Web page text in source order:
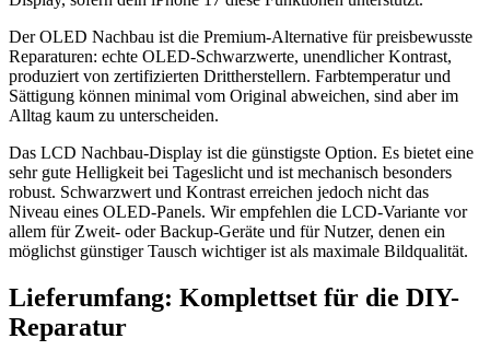
Der OLED Nachbau ist die Premium-Alternative für preisbewusste
Reparaturen: echte OLED-Schwarzwerte, unendlicher Kontrast,
produziert von zertifizierten Drittherstellern. Farbtemperatur und
Sättigung können minimal vom Original abweichen, sind aber im
Alltag kaum zu unterscheiden.
Das LCD Nachbau-Display ist die günstigste Option. Es bietet eine
sehr gute Helligkeit bei Tageslicht und ist mechanisch besonders
robust. Schwarzwert und Kontrast erreichen jedoch nicht das
Niveau eines OLED-Panels. Wir empfehlen die LCD-Variante vor
allem für Zweit- oder Backup-Geräte und für Nutzer, denen ein
möglichst günstiger Tausch wichtiger ist als maximale Bildqualität.
Lieferumfang: Komplettset für die DIY-
Reparatur